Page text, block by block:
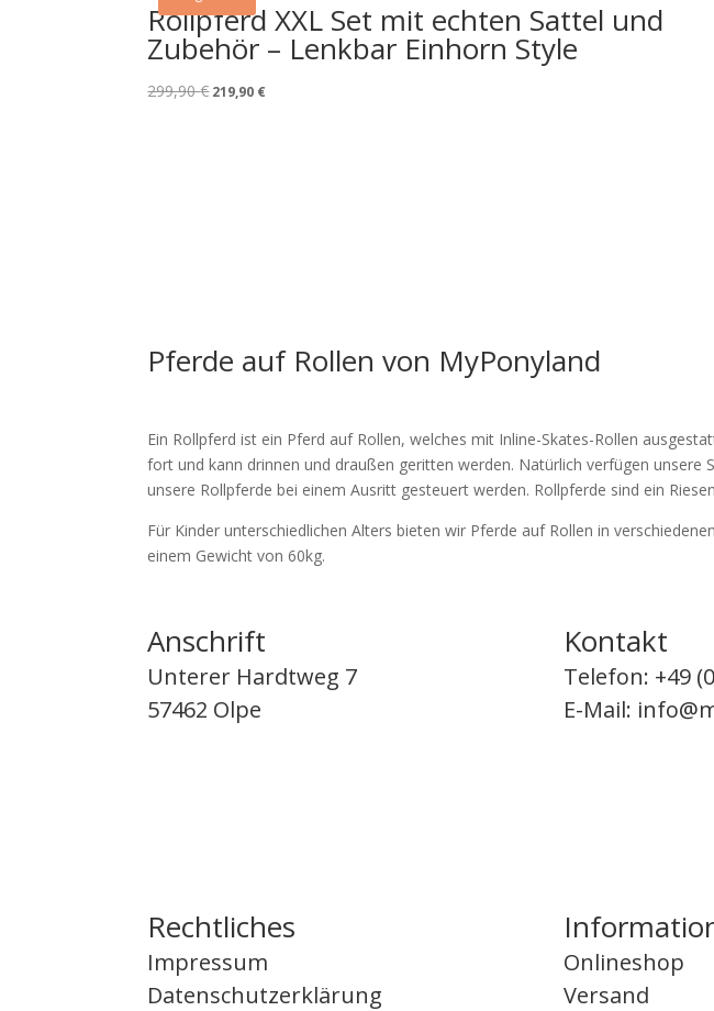
Rollpferd XXL Set mit echten Sattel und
Zubehör – Lenkbar Einhorn Style
299,90€ Ursprünglicher
219,90 €
Pferde auf Rollen von MyPonyland
Ein Rollpferd ist ein Pferd auf Rollen, welches mit Inline-Skates-Rollen
fort und kann drinnen und draußen geritten werden. Natürlich verfügen
unsere Rollpferde bei einem Ausritt gesteuert werden. Rollpferde sind ein
Für Kinder unterschiedlichen Alters bieten wir Pferde auf Rollen in
einem Gewicht von 60kg.
Anschrift
Unterer Hardtweg 7
57462 Olpe
Kontakt
Telefon: +49
E-Mail:
Rechtliches
Impressum
Datenschutzerklärung
Onlineshop
Versand